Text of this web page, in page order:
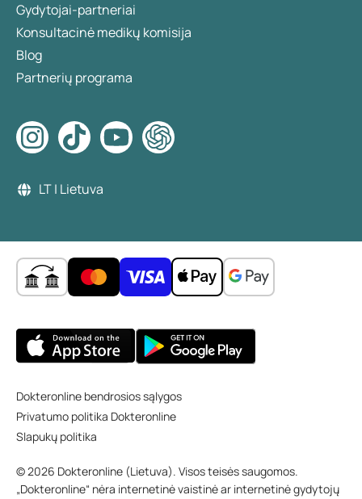
Gydytojai-partneriai
Konsultacinė medikų komisija
Blog
Partnerių programa
LT | Lietuva
Dokteronline bendrosios sąlygos
Privatumo politika Dokteronline
Slapukų politika
© 2026 Dokteronline (Lietuva). Visos teisės saugomos.
„Dokteronline“ nėra internetinė vaistinė ar internetinė gydytojų